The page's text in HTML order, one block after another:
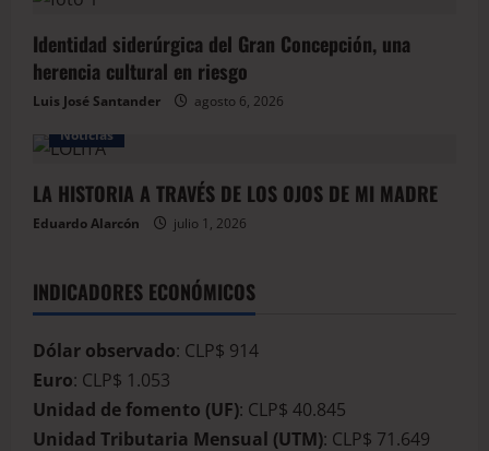
Identidad siderúrgica del Gran Concepción, una
herencia cultural en riesgo
Luis José Santander
agosto 6, 2026
Noticias
LA HISTORIA A TRAVÉS DE LOS OJOS DE MI MADRE
Eduardo Alarcón julio 1, 2026
INDICADORES ECONÓMICOS
Dólar observado: CLP$ 914
Euro: CLP$ 1.053
Unidad de fomento (UF): CLP$ 40.845
Unidad Tributaria Mensual (UTM): CLP$ 71.649